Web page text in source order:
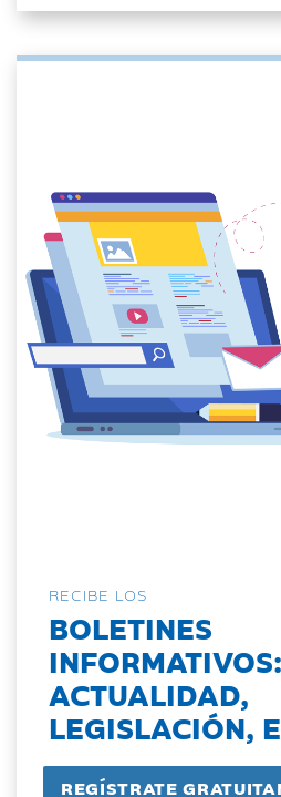
RECIBE LOS
BOLETINES
INFORMATIVOS:
ACTUALIDAD,
LEGISLACIÓN,